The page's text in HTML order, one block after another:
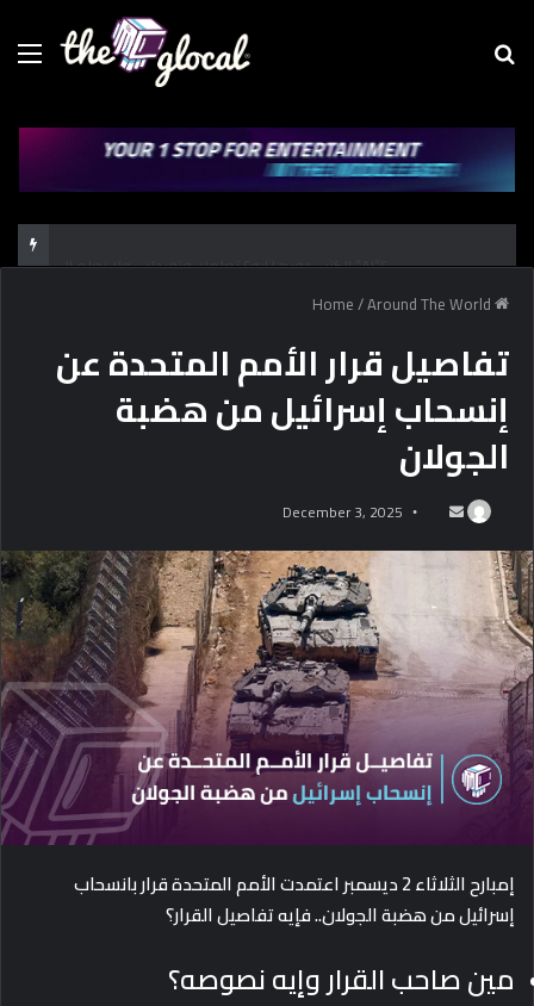
Menu
/Around The World
تفاصيل قرار الأمم المتحدة عن
إنسحاب إسرائيل من هضبة
الجولان
n
a
e
December 3, 2025
إمبارح الثلاثاء 2 ديسمبر اعتمدت الأمم المتحدة قرار بانسحاب
إسرائيل من هضبة الجولان.. فإيه تفاصيل القرار؟
مين صاحب القرار وإيه نصوصه؟